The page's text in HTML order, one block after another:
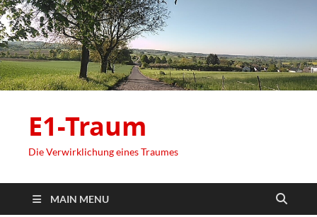
E1-Traum
Die Verwirklichung eines Traumes
MAIN MENU